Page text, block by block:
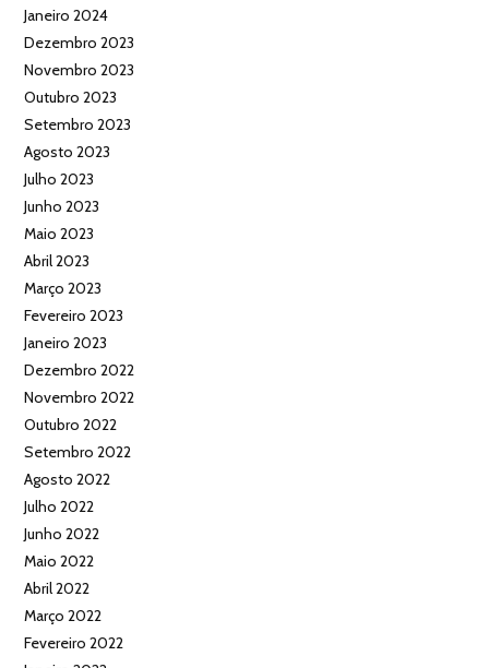
Janeiro 2024
Dezembro 2023
Novembro 2023
Outubro 2023
Setembro 2023
Agosto 2023
Julho 2023
Junho 2023
Maio 2023
Abril 2023
Março 2023
Fevereiro 2023
Janeiro 2023
Dezembro 2022
Novembro 2022
Outubro 2022
Setembro 2022
Agosto 2022
Julho 2022
Junho 2022
Maio 2022
Abril 2022
Março 2022
Fevereiro 2022